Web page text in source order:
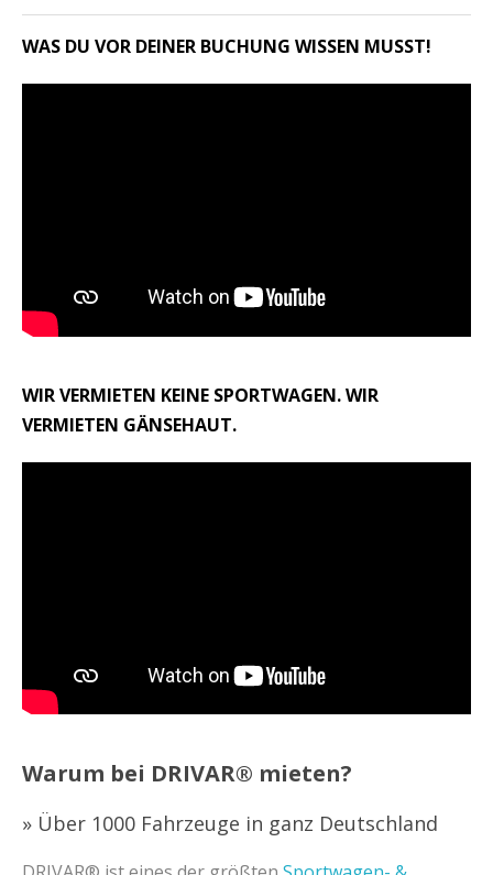
WAS DU VOR DEINER BUCHUNG WISSEN MUSST!
WIR VERMIETEN KEINE SPORTWAGEN. WIR
VERMIETEN GÄNSEHAUT.
Warum bei DRIVAR® mieten?
» Über 1000 Fahrzeuge in ganz Deutschland